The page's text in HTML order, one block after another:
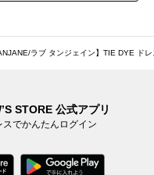
ラブ タンジェイン】TIE DYE ドレ
STORE 公式アプリ
スでかんたんログイン